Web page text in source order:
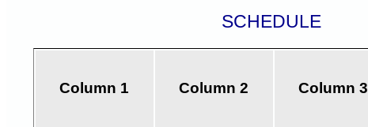
SCHEDULE
Column 1 Column 2 Column 3